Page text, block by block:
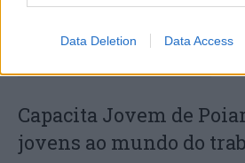
Data Deletion Data Access
Capacita Jovem de
jovens ao mundo do